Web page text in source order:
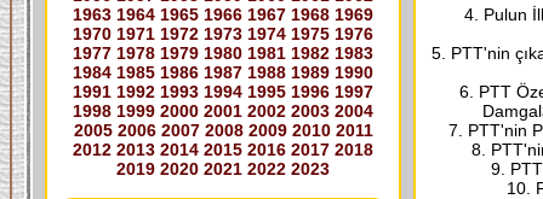
1963 1964 1965 1966 1967 1968 1969
1970 1971 1972 1973 1974 1975 1976
1977 1978 1979 1980 1981 1982 1983
1984 1985 1986 1987 1988 1989 1990
1991 1992 1993 1994 1995 1996 1997
1998 1999 2000 2001 2002 2003 2004
2005 2006 2007 2008 2009 2010 2011
2012 2013 2014 2015 2016 2017 2018
2019 2020 2021 2022 2023
4. Pulun
5. PTT'nin
6. PTT
7. PTT'nin
8.
9.
10.